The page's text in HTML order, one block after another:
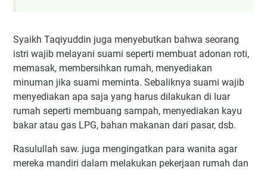
Syaikh Taqiyuddin juga menyebutkan bahwa seorang
istri wajib melayani suami seperti membuat adonan roti,
memasak, membersihkan rumah, menyediakan
minuman jika suami meminta. Sebaliknya suami wajib
menyediakan apa saja yang harus dilakukan di luar
rumah seperti membuang sampah, menyediakan kayu
bakar atau gas LPG, bahan makanan dari pasar, dsb.
Rasulullah saw. juga mengingatkan para wanita agar
mereka mandiri dalam melakukan pekerjaan rumah dan